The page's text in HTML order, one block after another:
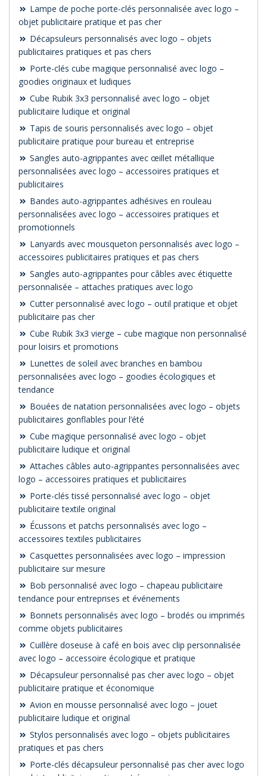
Lampe de poche porte-clés personnalisée avec logo –
objet publicitaire pratique et pas cher
Décapsuleurs personnalisés avec logo – objets
publicitaires pratiques et pas chers
Porte-clés cube magique personnalisé avec logo –
goodies originaux et ludiques
Cube Rubik 3x3 personnalisé avec logo – objet
publicitaire ludique et original
Tapis de souris personnalisés avec logo – objet
publicitaire pratique pour bureau et entreprise
Sangles auto-agrippantes avec œillet métallique
personnalisées avec logo – accessoires pratiques et
publicitaires
Bandes auto-agrippantes adhésives en rouleau
personnalisées avec logo – accessoires pratiques et
promotionnels
Lanyards avec mousqueton personnalisés avec logo –
accessoires publicitaires pratiques et pas chers
Sangles auto-agrippantes pour câbles avec étiquette
personnalisée – attaches pratiques avec logo
Cutter personnalisé avec logo – outil pratique et objet
publicitaire pas cher
Cube Rubik 3x3 vierge – cube magique non personnalisé
pour loisirs et promotions
Lunettes de soleil avec branches en bambou
personnalisées avec logo – goodies écologiques et
tendance
Bouées de natation personnalisées avec logo – objets
publicitaires gonflables pour l’été
Cube magique personnalisé avec logo – objet
publicitaire ludique et original
Attaches câbles auto-agrippantes personnalisées avec
logo – accessoires pratiques et publicitaires
Porte-clés tissé personnalisé avec logo – objet
publicitaire textile original
Écussons et patchs personnalisés avec logo –
accessoires textiles publicitaires
Casquettes personnalisées avec logo – impression
publicitaire sur mesure
Bob personnalisé avec logo – chapeau publicitaire
tendance pour entreprises et événements
Bonnets personnalisés avec logo – brodés ou imprimés
comme objets publicitaires
Cuillère doseuse à café en bois avec clip personnalisée
avec logo – accessoire écologique et pratique
Décapsuleur personnalisé pas cher avec logo – objet
publicitaire pratique et économique
Avion en mousse personnalisé avec logo – jouet
publicitaire ludique et original
Stylos personnalisés avec logo – objets publicitaires
pratiques et pas chers
Porte-clés décapsuleur personnalisé pas cher avec logo